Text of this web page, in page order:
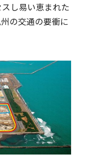
し易い恵まれた
の交通の要衝に